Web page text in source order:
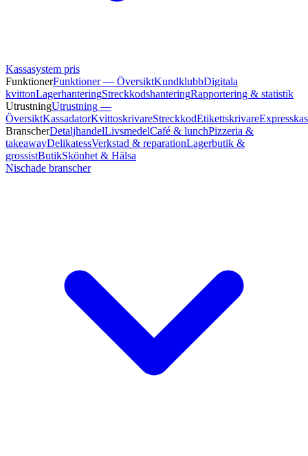
Kassasystem pris
FunktionerFunktioner — ÖversiktKundklubbDigitala
kvittonLagerhanteringStreckkodshanteringRapportering & statistik
UtrustningUtrustning —
ÖversiktKassadatorKvittoskrivareStreckkodEtikettskrivare
BranscherDetaljhandelLivsmedelCafé & lunchPizzeria &
takeawayDelikatessVerkstad & reparationLagerbutik &
grossistButikSkönhet & Hälsa
Nischade branscher